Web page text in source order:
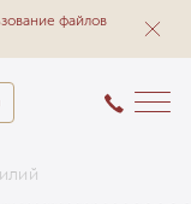
файлов